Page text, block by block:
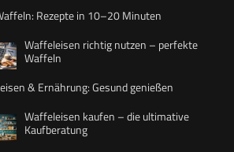
Rezepte in 10–20 Minuten
Waffeleisen richtig nutzen – perfekte
Waffeln
& Ernährung: Gesund genießen
Waffeleisen kaufen – die ultimative
Kaufberatung